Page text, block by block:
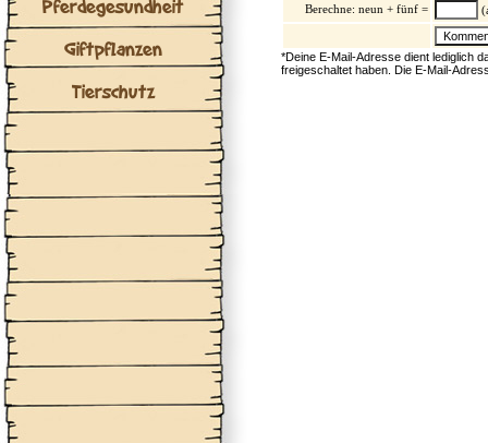
Pferdegesundheit
Giftpflanzen
Tierschutz
Berechne: neun + fünf =
*Deine E-Mail-Adresse dient lediglich
freigeschaltet haben. Die E-Mail-